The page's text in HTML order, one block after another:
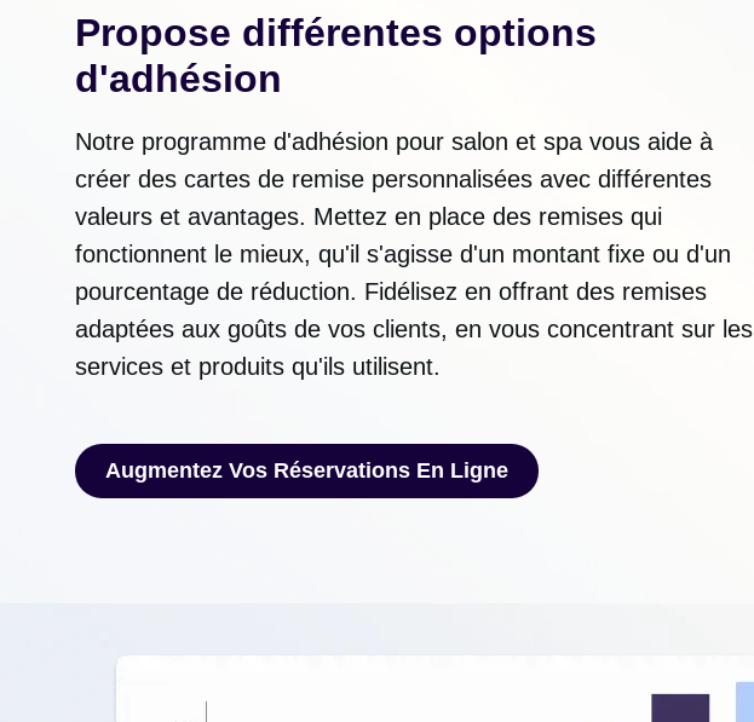
Propose différentes options
d'adhésion
Notre programme d'adhésion pour salon et spa vous aide à
créer des cartes de remise personnalisées avec différentes
valeurs et avantages. Mettez en place des remises qui
fonctionnent le mieux, qu'il s'agisse d'un montant fixe ou d'un
pourcentage de réduction. Fidélisez en offrant des remises
adaptées aux goûts de vos clients, en vous concentrant sur les
services et produits qu'ils utilisent.
Augmentez Vos Réservations En Ligne